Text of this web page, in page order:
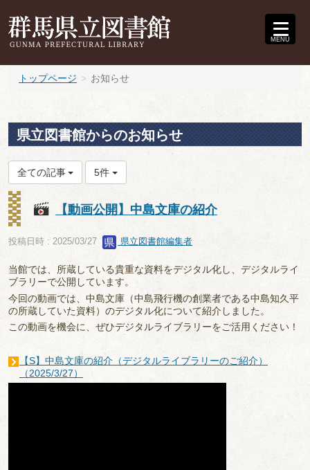
MENU
トップページ お知らせ
県立図書館からのお知らせ
全ての記事 5件
【動画公開】中島文庫の紹介
投稿日時 : 2025/03/27 県立図書館編集者
当館では、所蔵している貴重な資料をデジタル化し、デジタルライ
ブラリーで公開しています。
今回の動画では、中島文庫（中島飛行機の創業者である中島知久平
の所蔵していた資料）のデジタル化について紹介しました。
この動画を機会に、ぜひデジタルライブラリーをご活用ください！
【S】中島文庫の紹介（デジタルライブラリーのご紹介）
（2025/3/27）